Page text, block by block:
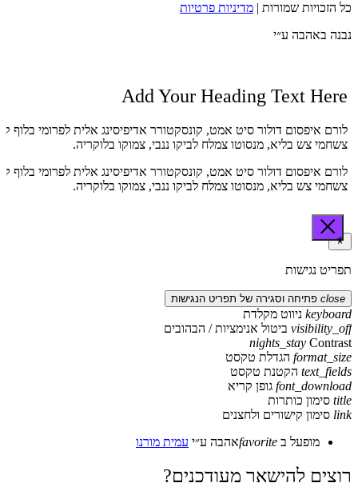
כל הזכויות שמורות | מדיניות פרטיות
נבנה באהבה ע״י
Add Your Heading Text Here
לורם איפסום דולור סיט אמט, קונסקטורר אדיפיסינג אלית לפרומי בלוף
צשחמי צש בליא, מנסוטו צמלח לביקו ננבי, צמוקו בלוקריה.
לורם איפסום דולור סיט אמט, קונסקטורר אדיפיסינג אלית לפרומי בלוף
צשחמי צש בליא, מנסוטו צמלח לביקו ננבי, צמוקו בלוקריה.
תפריט נגישות
close פתיחה וסגירה של תפריט הנגישות
keyboard ניווט מקלדת
visibility_off ביטול אנימציות / הבהובים
nights_stay Contrast
format_size הגדלת טקסט
text_fields הקטנת טקסט
font_download גופן קריא
title סימון כותרות
link סימון קישורים ולחצנים
מופעל ב favoriteאהבה ע״י עמית מורנו
רוצים להישאר מעודכנים?